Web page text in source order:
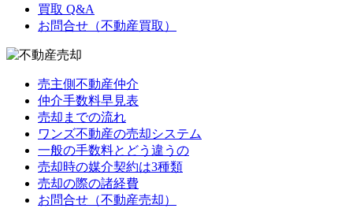
買取 Q&A
お問合せ（不動産買取）
売主側不動産仲介
仲介手数料早見表
売却までの流れ
ワンズ不動産の売却システム
一般の手数料とどう違うの
売却時の媒介契約は3種類
売却の際の諸経費
お問合せ（不動産売却）